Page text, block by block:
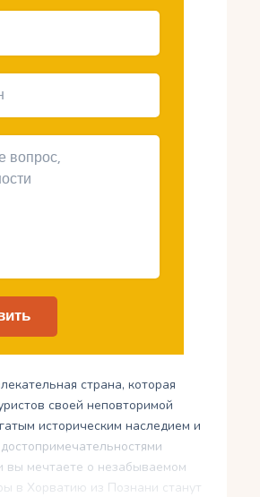
страна, которая
своей неповторимой
историческим наследием и
вы мечтаете о незабываемом
в Хорватию из Познани станут